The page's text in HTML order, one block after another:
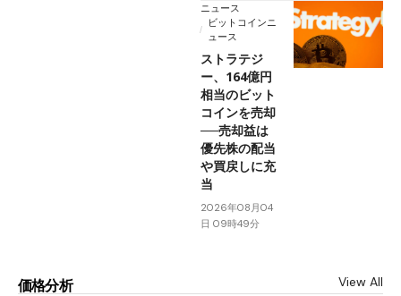
ニュース
ビットコインニ
ュース
ストラテジ
ー、164億円
相当のビット
コインを売却
──売却益は
優先株の配当
や買戻しに充
当
2026年08月04
日 09時49分
価格分析 View All